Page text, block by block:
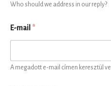
Who should we address in our reply?
E-mail *
A megadott e-mail címen keresztül